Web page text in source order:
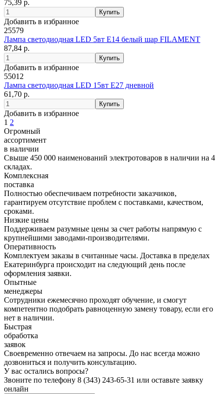
75,39 р.
Добавить в избранное
25579
Лампа светодиодная LED 5вт Е14 белый шар FILAMENT
87,84 р.
Добавить в избранное
55012
Лампа светодиодная LED 15вт Е27 дневной
61,70 р.
Добавить в избранное
1 2
Огромный
ассортимент
в наличии
Свыше 450 000 наименований электротоваров в наличии на 4
складах.
Комплексная
поставка
Полностью обеспечиваем потребности заказчиков,
гарантируем отсутствие проблем с поставками, качеством,
сроками.
Низкие цены
Поддерживаем разумные цены за счет работы напрямую с
крупнейшими заводами-производителями.
Оперативность
Комплектуем заказы в считанные часы. Доставка в пределах
Екатеринбурга происходит на следующий день после
оформления заявки.
Опытные
менеджеры
Сотрудники ежемесячно проходят обучение, и смогут
компетентно подобрать равноценную замену товару, если его
нет в наличии.
Быстрая
обработка
заявок
Своевременно отвечаем на запросы. До нас всегда можно
дозвониться и получить консультацию.
У вас остались вопросы?
Звоните по телефону 8 (343) 243-65-31 или оставьте заявку
онлайн